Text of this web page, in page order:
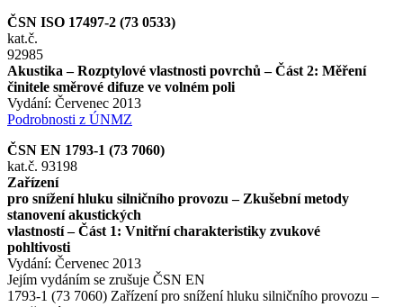
ČSN ISO 17497-2 (73 0533)
kat.č.
92985
Akustika – Rozptylové vlastnosti povrchů – Část 2: Měření
činitele směrové difuze ve volném poli
Vydání: Červenec 2013
Podrobnosti z ÚNMZ
ČSN EN 1793-1 (73 7060)
kat.č. 93198
Zařízení
pro snížení hluku silničního provozu – Zkušební metody
stanovení akustických
vlastností – Část 1: Vnitřní charakteristiky zvukové
pohltivosti
Vydání: Červenec 2013
Jejím vydáním se zrušuje ČSN EN
1793-1 (73 7060) Zařízení pro snížení hluku silničního provozu –